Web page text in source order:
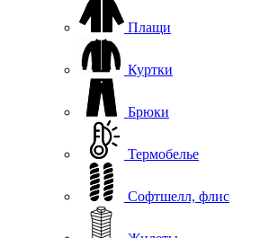
Плащи
Куртки
Брюки
Термобелье
Софтшелл, флис